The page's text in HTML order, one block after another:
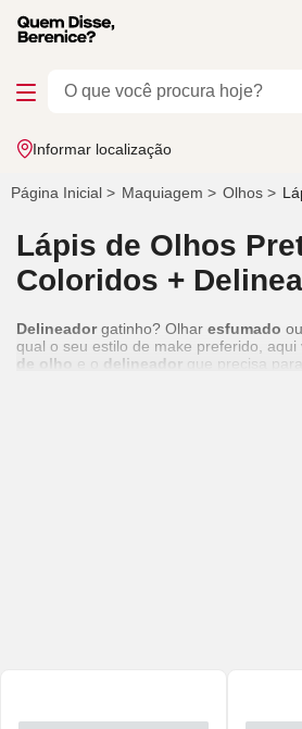
Informar localização
Página Inicial Maquiagem Olhos
Lápis de Olhos
Coloridos +
Delineadorgatinho? Olharesfumadoou
qual o seu estilo de make preferido, aqui
de olho e o delineador que precisa